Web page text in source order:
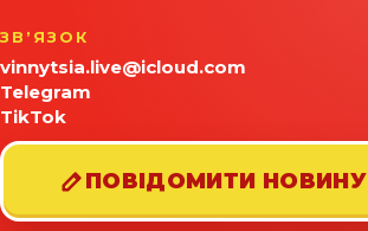
ЗВʼЯЗОК
vinnytsia.live@icloud.com
Telegram
TikTok
ПОВІДОМИТИ НОВИНУ